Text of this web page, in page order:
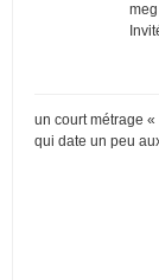
meg
un court métrage
qui date un peu